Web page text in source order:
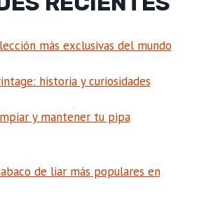
más exclusivas del mundo
historia y curiosidades
y mantener tu pipa
de liar más populares en